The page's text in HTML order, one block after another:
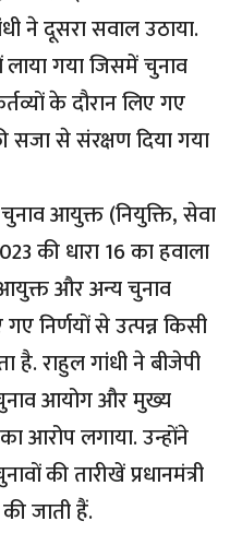
ने दूसरा सवाल उठाया.
गया जिसमें चुनाव
के दौरान लिए गए
से संरक्षण दिया गया
आयुक्त (नियुक्ति, सेवा
की धारा 16 का हवाला
और अन्य चुनाव
निर्णयों से उत्पन्न किसी
है. राहुल गांधी ने बीजेपी
आयोग और मुख्य
आरोप लगाया. उन्होंने
की तारीखें प्रधानमंत्री
जाती हैं.